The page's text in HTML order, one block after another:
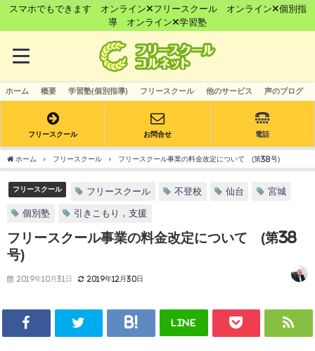
スマホでもできます オンライン×フリースクール オンライン×個別指
導 オンライン×学習塾
ホーム 概要 学習塾(個別指導) フリースクール 他のサービス 声のブログ
フリースクール お問合せ 電話
ホーム フリースクール フリースクール事業の料金改定について (第38号)
フリースクール フリースクール 不登校 仙台 宮城
個別塾 引きこもり，支援
フリースクール事業の料金改定について (第38
号)
2019年10月31日 2019年12月30日
LINE